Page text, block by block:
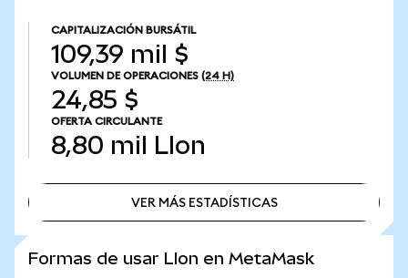
CAPITALIZACIÓN BURSÁTIL
109,39 mil $
VOLUMEN DE OPERACIONES (24 H)
24,85 $
OFERTA CIRCULANTE
8,80 mil LIon
VER MÁS ESTADÍSTICAS
Formas de usar LIon en MetaMask